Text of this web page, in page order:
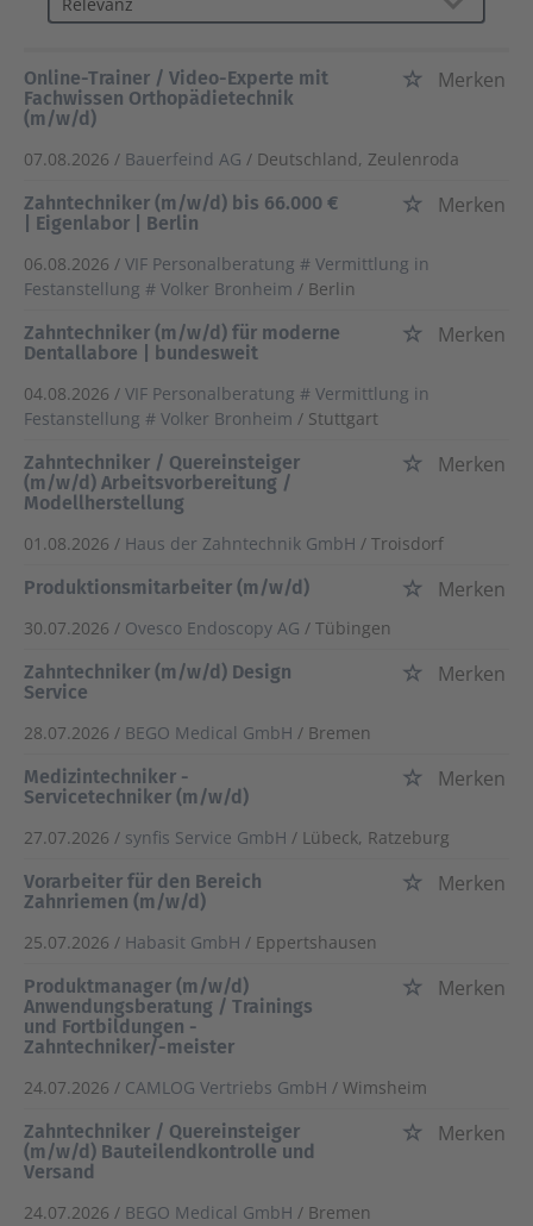
Online-Trainer / Video-Experte mit
Fachwissen Orthopädietechnik
(m/w/d)
Merken
07.08.2026 / Bauerfeind AG / Deutschland, Zeulenroda
Zahntechniker (m/w/d) bis 66.000 €
| Eigenlabor | Berlin
Merken
06.08.2026 / VIF Personalberatung # Vermittlung in
Festanstellung # Volker Bronheim / Berlin
Zahntechniker (m/w/d) für moderne
Dentallabore | bundesweit
Merken
04.08.2026 / VIF Personalberatung # Vermittlung in
Festanstellung # Volker Bronheim / Stuttgart
Zahntechniker / Quereinsteiger
(m/w/d) Arbeitsvorbereitung /
Modellherstellung
Merken
01.08.2026 / Haus der Zahntechnik GmbH / Troisdorf
Produktionsmitarbeiter (m/w/d)
Merken
30.07.2026 / Ovesco Endoscopy AG / Tübingen
Zahntechniker (m/w/d) Design
Service
Merken
28.07.2026 / BEGO Medical GmbH / Bremen
Medizintechniker -
Servicetechniker (m/w/d)
Merken
27.07.2026 / synfis Service GmbH / Lübeck, Ratzeburg
Vorarbeiter für den Bereich
Zahnriemen (m/w/d)
Merken
25.07.2026 / Habasit GmbH / Eppertshausen
Produktmanager (m/w/d)
Anwendungsberatung / Trainings
und Fortbildungen -
Zahntechniker/-meister
Merken
24.07.2026 / CAMLOG Vertriebs GmbH / Wimsheim
Zahntechniker / Quereinsteiger
(m/w/d) Bauteilendkontrolle und
Versand
Merken
24.07.2026 / BEGO Medical GmbH / Bremen